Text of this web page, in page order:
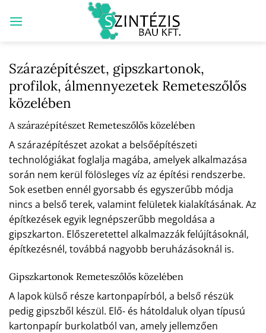
Szárazépítészet, gipszkartonok,
profilok, álmennyezetek Remeteszőlős
közelében
A szárazépítészet Remeteszőlős közelében
A szárazépítészet azokat a belsőépítészeti
technológiákat foglalja magába, amelyek alkalmazása
során nem kerül fölösleges víz az építési rendszerbe.
Sok esetben ennél gyorsabb és egyszerűbb módja
nincs a belső terek, valamint felületek kialakításának. Az
építkezések egyik legnépszerűbb megoldása a
gipszkarton. Előszeretettel alkalmazzák felújításoknál,
építkezésnél, továbbá nagyobb beruházásoknál is.
Gipszkartonok Remeteszőlős közelében
A lapok külső része kartonpapírból, a belső részük
pedig gipszből készül. Elő- és hátoldaluk olyan típusú
kartonpapír burkolatból van, amely jellemzően